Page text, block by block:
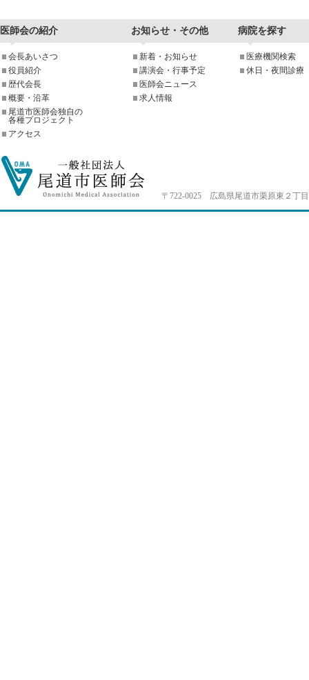
医師会の紹介 お知らせ・その他 病院を探す
会長あいさつ
役員紹介
歴代会長
概要・沿革
尾道市医師会独自の
各種プロジェクト
アクセス
新着・お知らせ
講演会・行事予定
医師会ニュース
求人情報
医療機関検索
休日・夜間診療
〒722-0025 広島県尾道市栗原東２丁